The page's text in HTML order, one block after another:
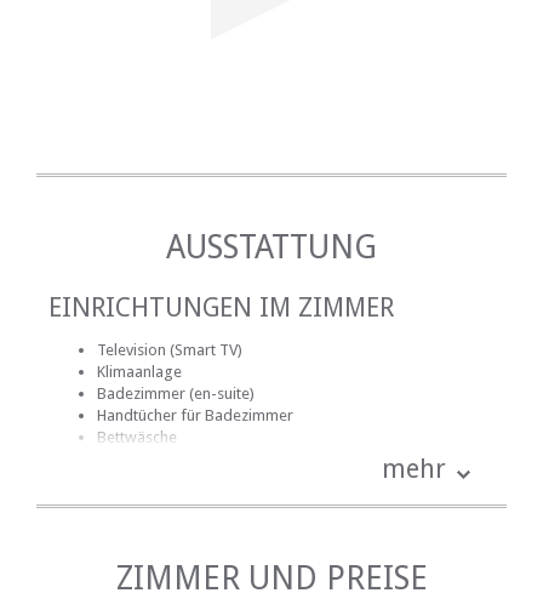
AUSSTATTUNG
EINRICHTUNGEN IM ZIMMER
Television (Smart TV)
Klimaanlage
Badezimmer (en-suite)
Handtücher für Badezimmer
Bettwäsche
Haartrockner
Terrasse / Veranda / Balkon
Rauchen: nicht erlaubt
mehr
ZIMMER UND PREISE